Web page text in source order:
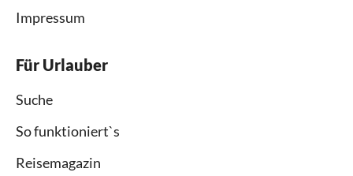
Impressum
Für Urlauber
Suche
So funktioniert`s
Reisemagazin